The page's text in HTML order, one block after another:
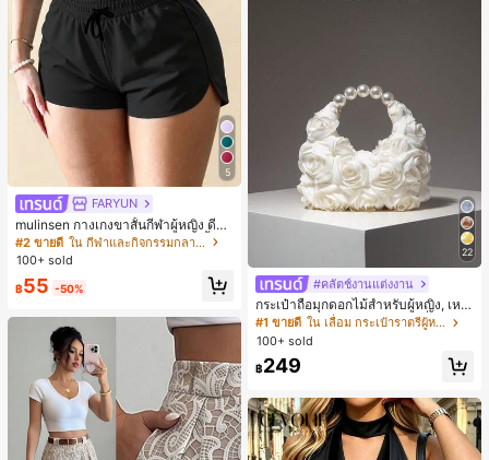
5
FARYUN
mulinsen กางเกงขาสั้นกีฬาผู้หญิง ดีไซ
น์ปลายเปิด เอวยืดหยุ่น กางเกงขาสั้น
ลำลองกีฬาฤดูร้อน ความยาว 3/4
#2 ขายดี
ใน กีฬาและกิจกรรมกลางแจ้ง
100+ sold
฿55 -50%
22
#คลัตช์งานแต่งงาน
กระเป๋าถือมุกดอกไม้สำหรับผู้หญิง, เหม
าะสำหรับชุดราตรี, ชุดบอล, เครื่องประ
ดับงานแต่งงาน, กระเป๋าสตางค์สุภาพส
ตรีหรูหรา, ของขวัญสำหรับผู้หญิง (ลาย
สุ่ม)
#1 ขายดี
ใน เลื่อม กระเป๋าราตรีผู้หญิง
100+ sold
฿249